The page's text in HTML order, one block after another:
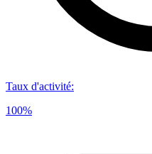
Taux d'activité:
100%